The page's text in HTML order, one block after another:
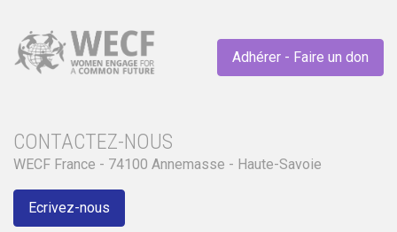
Adhérer - Faire un don
CONTACTEZ-NOUS
WECF France - 74100 Annemasse - Haute-Savoie
Ecrivez-nous